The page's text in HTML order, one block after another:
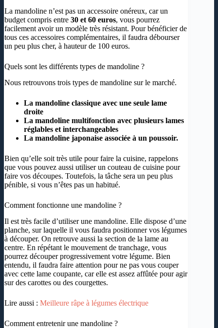
La mandoline n’est pas un accessoire onéreux, car un
budget compris entre 30 et 60 euros, vous pourrez
facilement avoir un modèle très résistant. Pour bénéficier de
tous ces accessoires complémentaires, il faudra débourser
un peu plus cher, à hauteur de 100 euros.
Quels sont les différents types de mandoline ?
Nous retrouvons trois types de mandoline sur le marché.
La mandoline classique avec une seule lame
droite
La mandoline multifonction avec plusieurs lames
réglables et interchangeables
La mandoline japonaise associée à un poussoir.
Bien qu’elle soit très utile pour faire la cuisine, rappelons
que vous pouvez aussi utiliser un couteau de cuisine pour
faire vos découpes. Toutefois, la tâche sera un peu plus
pénible, si vous n’êtes pas un habitué.
Comment fonctionne une mandoline ?
Il est très facile d’utiliser une mandoline. Elle dispose d’une
planche, sur laquelle il vous faudra positionner vos légumes
à découper. On retrouve aussi la section de la lame au
centre. En répétant le mouvement de tranchage, vous
pourrez découper progressivement votre légume. Bien
entendu, il faudra faire attention pour ne pas vous couper
avec cette lame coupante, car elle est assez affûtée pour agir
sur des carottes ou des courgettes.
Lire aussi : Meilleure râpe à légumes électrique
Comment entretenir une mandoline ?